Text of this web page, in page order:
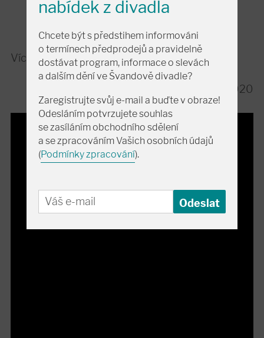
Více ZDE.
5. 11. 2020
nabídek z divadla
Chcete být s předstihem informováni
o termínech předprodejů a pravidelně
dostávat program, informace o slevách
a dalším dění ve Švandově divadle?
Zaregistrujte svůj e-mail a buďte v obraze!
Odesláním potvrzujete souhlas
se zasíláním obchodního sdělení
a se zpracováním Vašich osobních údajů
(Podmínky zpracování).